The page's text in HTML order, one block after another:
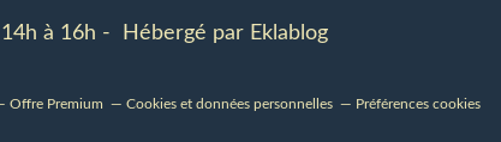
à 16h - Hébergé par Eklablog
Offre Premium Cookies et données personnelles Préférences cookies